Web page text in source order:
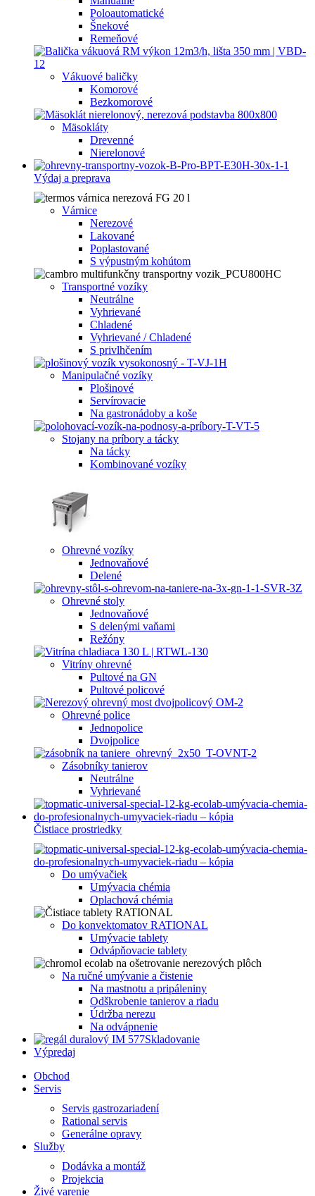
Poloautomatické
Šnekové
Remeňové
Vákuové baličky
Komorové
Bezkomorové
Mäsokláty
Drevenné
Nierelonové
Výdaj a preprava
Várnice
Nerezové
Lakované
Poplastované
S výpustným kohútom
Transportné vozíky
Neutrálne
Vyhrievané
Chladené
Vyhrievané / Chladené
S privlhčením
Manipulačné vozíky
Plošinové
Servírovacie
Na gastronádoby a koše
Stojany na príbory a tácky
Na tácky
Kombinované vozíky
Ohrevné vozíky
Jednovaňové
Delené
Ohrevné stoly
Jednovaňové
S delenými vaňami
Režóny
Vitríny ohrevné
Pultové na GN
Pultové policové
Ohrevné police
Jednopolice
Dvojpolice
Zásobníky tanierov
Neutrálne
Vyhrievané
Čistiace prostriedky
Do umývačiek
Umývacia chémia
Oplachová chémia
Do konvektomatov RATIONAL
Umývacie tablety
Odvápňovacie tablety
Na ručné umývanie a čistenie
Na mastnotu a pripáleniny
Odškrobenie tanierov a riadu
Údržba nerezu
Na odvápnenie
Skladovanie
Výpredaj
Obchod
Servis
Servis gastrozariadení
Rational servis
Generálne opravy
Služby
Dodávka a montáž
Projekcia
Živé varenie